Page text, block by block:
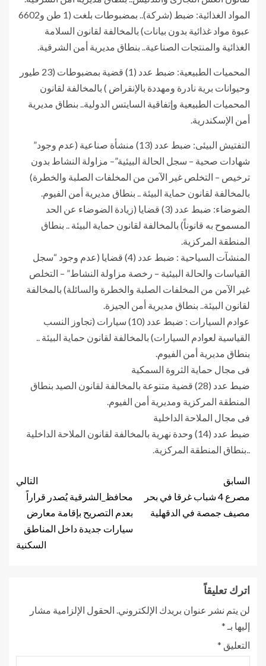
المواد الغذائية: ضبط (شركة).. بمضبوطات بلغت (1 طن و6602
عبوة مواد غذائية بدون بيانات) بالمخالفة لقانون السلامة
الغذائية والمنتجات الصناعية.. بنطاق مديرية أمن الشرقية.
المحميات الطبيعية: ضبط عدد (1) قضية بمضبوطات (23 طيور
وحيوانات برية نادرة ومهددة بالإنقراض ) بالمخالفة لقانون
المحميات الطبيعية وإتفاقية السايتس الدولية.. بنطاق مديرية
أمن الإسكندرية.
التفتيش البيئى: ضبط عدد (13) منشأة صناعية (عدم وجود”
شهادات صحية – سجل الحالة البيئية”– مزاولة النشاط بدون
ترخيص – التخلص غير الآمن من المخلفات الصلبة والخطرة)
بالمخالفة لقانون حماية البيئة .. بنطاق مديرية أمن الفيوم.
الضوضاء: ضبط عدد (3) قضايا (زيادة الضوضاء عن الحد
المسموح به قانوناً) بالمخالفة لقانون حماية البيئة .. بنطاق
المنطقة المركزية.
المنشآت السياحية : ضبط عدد (4) قضايا (عدم وجود “سجل
القياسات والحالة البيئية – رخصة مزاولة النشاط” – التخلص
غير الآمن من المخلفات الصلبة والخطرة والسائلة) بالمخالفة
لقانون البيئة.. بنطاق مديرية أمن الجيزة.
عوادم السيارات : ضبط عدد (10) سيارات (تجاوز النسب
القياسية لعوادم السيارات) بالمخالفة لقانون حماية البيئة ..
بنطاق مديرية أمن الفيوم.
فى مجال حماية الثروة السمكية
ضبط عدد (28) قضية متنوعة بالمخالفة لقانون الصيد بنطاق
المنطقة المركزية ومديرية أمن الفيوم.
فى مجال الملاحة الداخلية
ضبط عدد (14) وحدة نهرية بالمخالفة لقانون الملاحة الداخلية
..بنطاق المنطقة المركزية.
السابق
مصرع 4 شباب غرقا في بحر
مصيف جمصة في الدقهلية
التالي
محافظ_الشرقية يُصدر قراراً
بعدم التصريح بإقامة معارض
سيارات جديدة داخل المناطق
السكنية
اترك تعليقاً
لن يتم نشر عنوان بريدك الإلكتروني. الحقول الإلزامية مشار
إليها بـ *
التعليق *